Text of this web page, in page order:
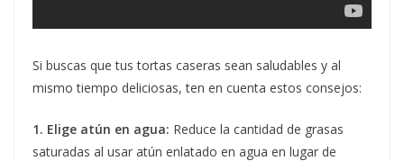
Si buscas que tus tortas caseras sean saludables y al
mismo tiempo deliciosas, ten en cuenta estos consejos:
1. Elige atún en agua: Reduce la cantidad de grasas
saturadas al usar atún enlatado en agua en lugar de